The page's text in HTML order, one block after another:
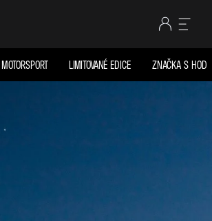
MOTORSPORT LIMITOVANÉ EDICE ZNAČKA S